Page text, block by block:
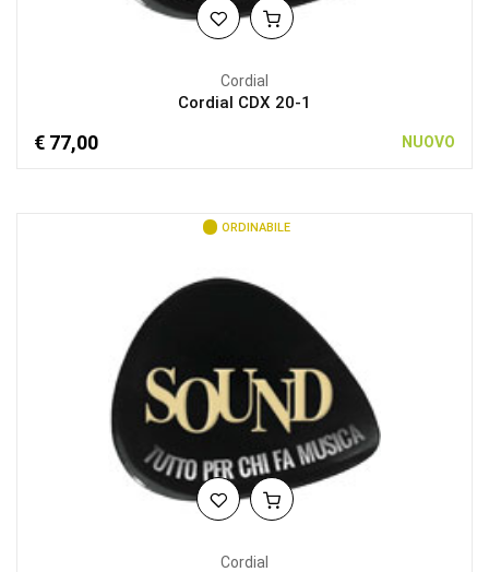
Cordial
Cordial CDX 20-1
€ 77,00 NUOVO
ORDINABILE
Cordial